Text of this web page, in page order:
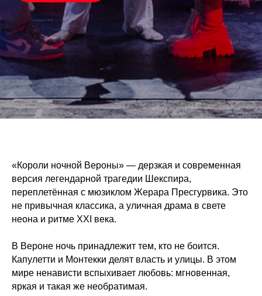
«Короли ночной Вероны» — дерзкая и современная
версия легендарной трагедии Шекспира,
переплетённая с мюзиклом Жерара Пресгурвика. Это
не привычная классика, а уличная драма в свете
неона и ритме XXI века.
В Вероне ночь принадлежит тем, кто не боится.
Капулетти и Монтекки делят власть и улицы. В этом
мире ненависти вспыхивает любовь: мгновенная,
яркая и такая же необратимая.